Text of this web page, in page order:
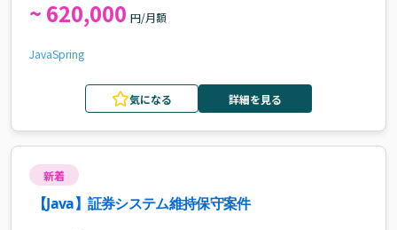
~ 620,000 円/月額
JavaSpring
気になる 詳細を見る
新着
【Java】証券システム維持保守案件